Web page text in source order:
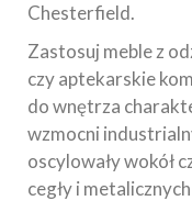
Chesterfield.
Zastosuj meble z
czy aptekarskie
do wnętrza
wzmocni
oscylowały wokół
cegły i